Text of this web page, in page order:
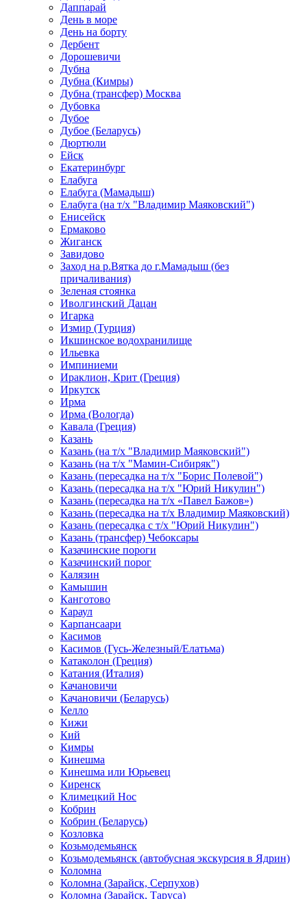
Даппарай
День в море
День на борту
Дербент
Дорошевичи
Дубна
Дубна (Кимры)
Дубна (трансфер) Москва
Дубовка
Дубое
Дубое (Беларусь)
Дюртюли
Ейск
Екатеринбург
Елабуга
Елабуга (Мамадыш)
Елабуга (на т/х "Владимир Маяковский")
Енисейск
Ермаково
Жиганск
Завидово
Заход на р.Вятка до г.Мамадыш (без
причаливания)
Зеленая стоянка
Иволгинский Дацан
Игарка
Измир (Турция)
Икшинское водохранилище
Ильевка
Импиниеми
Ираклион, Крит (Греция)
Иркутск
Ирма
Ирма (Вологда)
Кавала (Греция)
Казань
Казань (на т/х "Владимир Маяковский")
Казань (на т/х "Мамин-Сибиряк")
Казань (пересадка на т/х "Борис Полевой")
Казань (пересадка на т/х "Юрий Никулин")
Казань (пересадка на т/х «Павел Бажов»)
Казань (пересадка на т/х Владимир Маяковский)
Казань (пересадка с т/х "Юрий Никулин")
Казань (трансфер) Чебоксары
Казачинские пороги
Казачинский порог
Калязин
Камышин
Канготово
Караул
Карпансаари
Касимов
Касимов (Гусь-Железный/Елатьма)
Катаколон (Греция)
Катания (Италия)
Качановичи
Качановичи (Беларусь)
Келло
Кижи
Кий
Кимры
Кинешма
Кинешма или Юрьевец
Киренск
Климецкий Нос
Кобрин
Кобрин (Беларусь)
Козловка
Козьмодемьянск
Козьмодемьянск (автобусная экскурсия в Ядрин)
Коломна
Коломна (Зарайск, Серпухов)
Коломна (Зарайск, Таруса)